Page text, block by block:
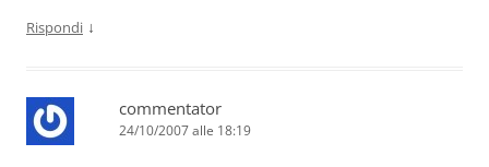
Rispondi ↓
commentator
24/10/2007 alle 18:19